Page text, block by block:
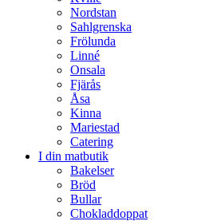
Nordstan
Sahlgrenska
Frölunda
Linné
Onsala
Fjärås
Åsa
Kinna
Mariestad
Catering
I din matbutik
Bakelser
Bröd
Bullar
Chokladdoppat